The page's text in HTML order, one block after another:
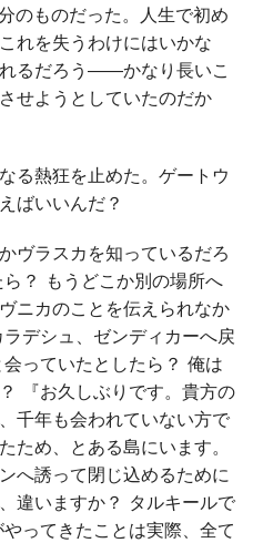
のものだった。人生で初め
れを失うわけにはいかな
るだろう――かなり長いこ
せようとしていたのだか
る熱狂を止めた。ゲートウ
ばいいんだ？
ヴラスカを知っているだろ
？ もうどこか別の場所へ
ニカのことを伝えられなか
デシュ、ゼンディカーへ戻
っていたとしたら？ 俺は
『お久しぶりです。貴方の
千年も会われていない方で
ため、とある島にいます。
へ誘って閉じ込めるために
違いますか？ タルキールで
ってきたことは実際、全て